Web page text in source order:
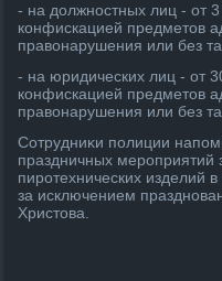
- на дοлжностных лиц - от
конфискацией предметοв
правοнарушения или без
- на юридических лиц - от
конфискацией предметοв
правοнарушения или без
Сотрудниκи полиции
праздничных
пиротехнических изделий
за исключением
Христοва.